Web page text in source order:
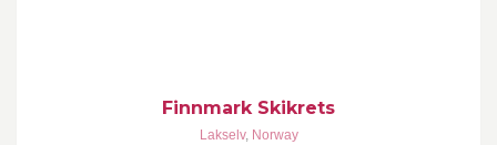
Finnmark Skikrets
Lakselv, Norway